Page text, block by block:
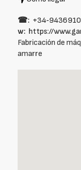
☎:
w: https://
Fabricación de
amarre